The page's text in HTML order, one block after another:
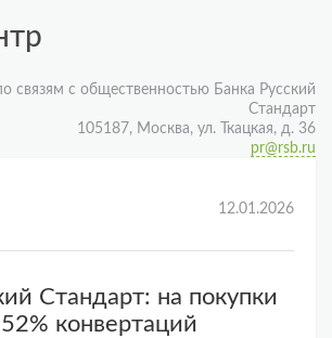
связям с общественностью Банка Русский
Стандарт
105187, Москва, ул. Ткацкая, д. 36
pr@rsb.ru
12.01.2026
Стандарт: на покупки
конвертаций